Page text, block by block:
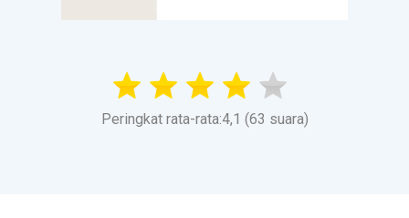
Peringkat rata-rata:4,1 (63 suara)